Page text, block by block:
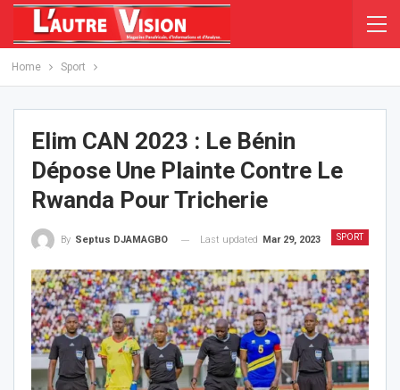
Home Sport
Elim CAN 2023 : Le Bénin
Dépose Une Plainte Contre Le
Rwanda Pour Tricherie
SPORT
By Septus DJAMAGBO Last updated Mar 29, 2023